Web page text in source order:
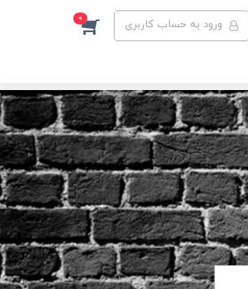
ورود به حساب کاربری 0